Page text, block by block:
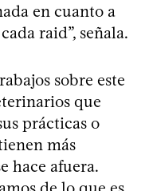
en cuanto a
raid”, señala.
sobre este
que
prácticas o
más
hace afuera.